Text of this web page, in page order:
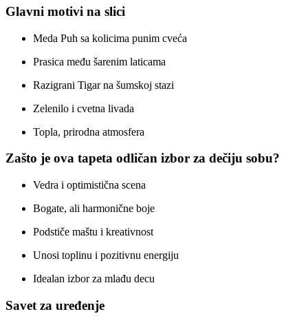
Glavni motivi na slici
Meda Puh sa kolicima punim cveća
Prasica među šarenim laticama
Razigrani Tigar na šumskoj stazi
Zelenilo i cvetna livada
Topla, prirodna atmosfera
Zašto je ova tapeta odličan izbor za dečiju sobu?
Vedra i optimistična scena
Bogate, ali harmonične boje
Podstiče maštu i kreativnost
Unosi toplinu i pozitivnu energiju
Idealan izbor za mlađu decu
Savet za uređenje